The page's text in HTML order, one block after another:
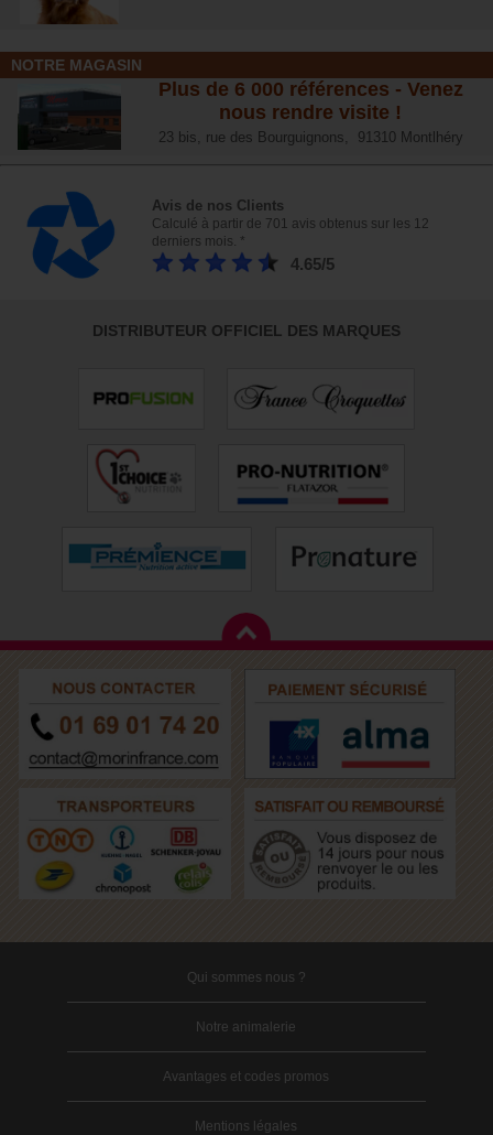
NOTRE MAGASIN
Plus de 6 000 références - Venez
nous rendre visite !
23 bis, rue des Bourguignons, 91310 Montlhéry
Avis de nos Clients
Calculé à partir de 701 avis obtenus sur les 12
derniers mois. *
4.65/5
DISTRIBUTEUR OFFICIEL DES MARQUES
Qui sommes nous ?
Notre animalerie
Avantages et codes promos
Mentions légales